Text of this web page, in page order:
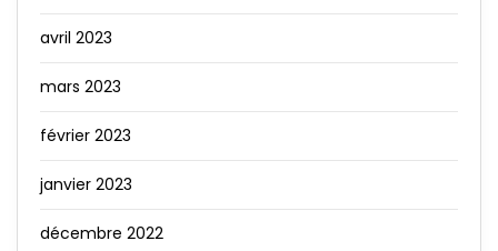
avril 2023
mars 2023
février 2023
janvier 2023
décembre 2022